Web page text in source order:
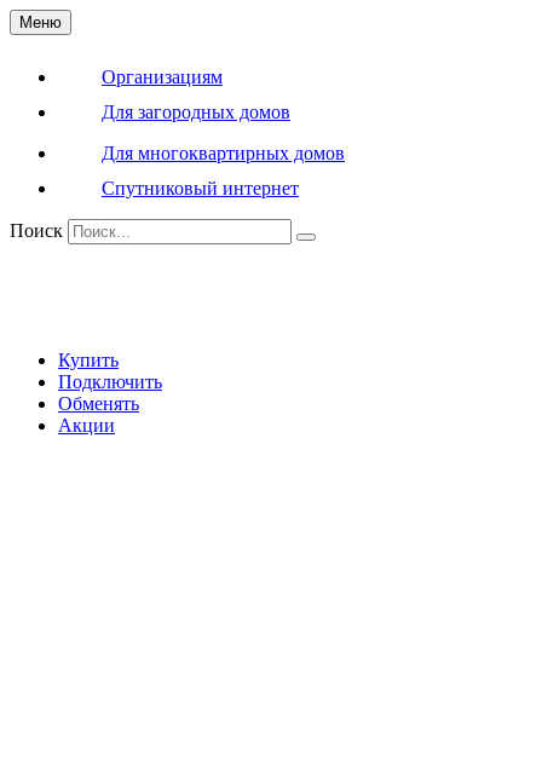
Меню
Организациям
Для загородных домов
Для многоквартирных домов
Спутниковый интернет
Поиск
Купить
Подключить
Обменять
Акции